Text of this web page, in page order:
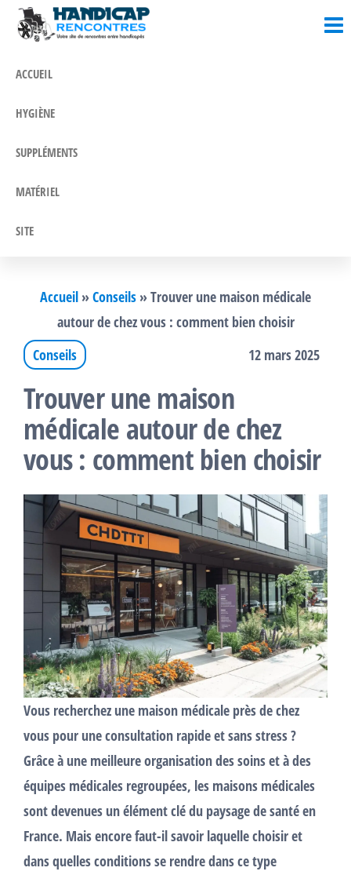
Passer
ACCUEIL
HYGIÈNE
SUPPLÉMENTS
MATÉRIEL
SITE
Accueil »Conseils »Trouver une maison médicale
autour de chez vous : comment bien choisir
Conseils
12 mars 2025
Trouver une maison
médicale autour de chez
vous : comment bien choisir
Vous recherchez une maison médicale près de chez
vous pour une consultation rapide et sans stress ?
Grâce à une meilleure organisation des soins et à des
équipes médicales regroupées, les maisons médicales
sont devenues un élément clé du paysage de santé en
France. Mais encore faut-il savoir laquelle choisir et
dans quelles conditions se rendre dans ce type